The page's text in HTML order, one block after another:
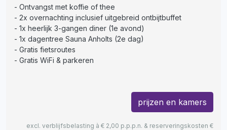
Ontvangst met koffie of thee
2x overnachting inclusief uitgebreid ontbijtbuffet
1x heerlijk 3-gangen diner (1e avond)
1x dagentree Sauna Anholts (2e dag)
Gratis fietsroutes
Gratis WiFi & parkeren
prijzen en kamers
excl. verblijfsbelasting à € 2,00 p.p.p.n. & reserveringskosten €